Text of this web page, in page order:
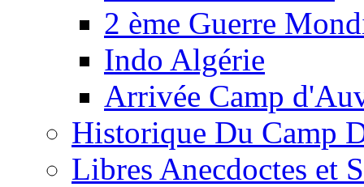
2 ème Guerre
Indo Algérie
Arrivée Camp
Historique Du Camp
Libres Anecdoctes et